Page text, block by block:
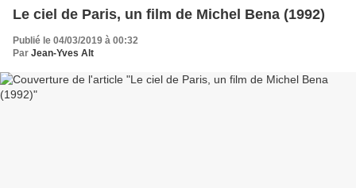
Le ciel de Paris, un film de Michel Bena (1992)
Publié le 04/03/2019 à 00:32
Par Jean-Yves Alt